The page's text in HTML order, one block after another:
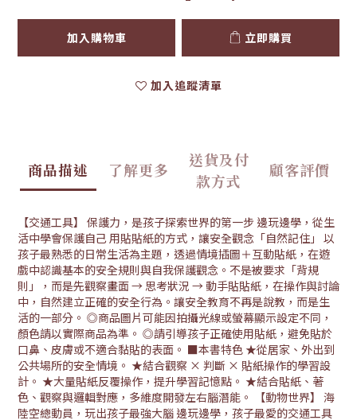
加入購物車 立即購買
加入追蹤清單
商品描述 了解更多
送貨及付
款方式
顧客評價
【交通工具】 保護力，是孩子探索世界的第一步 邊玩邊學，從生
活中學會保護自己 用貼貼紙的方式，讓安全觀念「自然記住」 以
孩子最熟悉的日常生活為主題，透過情境插圖＋互動貼紙，在遊
戲中認識基本的安全規則與自我保護觀念。不是被要求「背規
則」，而是先觀察畫面 → 思考狀況 → 動手貼貼紙，在操作與討論
中，自然建立正確的安全行為。讓安全教育不再是說教，而是生
活的一部分。 ◎商品圖片可能因拍攝光線或螢幕顯示設定不同，
顏色請以實際商品為準。 ◎請引導孩子正確使用貼紙，避免貼於
口鼻、皮膚或不適合黏貼的表面。 ■本書特色 ★從居家、外出到
公共場所的安全情境。 ★結合觀察 × 判斷 × 貼紙操作的學習設
計。 ★大量貼紙反覆操作，提升學習記憶點。 ★結合貼紙、著
色、觀察與邏輯對應，多維度開發左右腦潛能。 【動物世界】 海
陸空總動員，玩出孩子最強大腦 邊玩邊學，孩子最愛的交通工具